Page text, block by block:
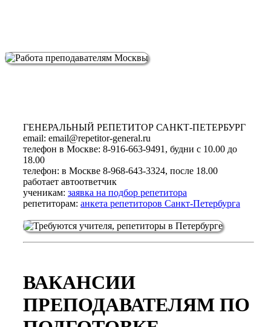
ГЕНЕРАЛЬНЫЙ РЕПЕТИТОР САНКТ-ПЕТЕРБУРГ
email: email@repetitor-general.ru
телефон в Москве: 8-916-663-9491, будни с 10.00 до
18.00
телефон: в Москве 8-968-643-3324, после 18.00
работает автоответчик
ученикам: заявка на подбор репетитора
репетиторам: анкета репетиторов Санкт-Петербурга
ВАКАНСИИ
ПРЕПОДАВАТЕЛЯМ ПО